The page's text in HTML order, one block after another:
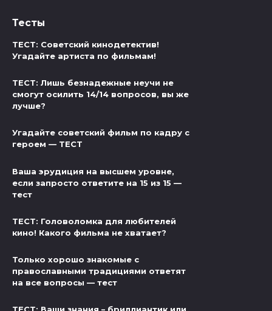
Тесты
ТЕСТ: Советский кинодетектив!
Угадайте артиста по фильмам!
ТЕСТ: Лишь безнадежные неучи не
смогут осилить 14/14 вопросов, вы же
лучше?
Угадайте советский фильм по кадру с
героем — ТЕСТ
Ваша эрудиция на высшем уровне,
если запросто ответите на 15 из 15 —
тест
ТЕСТ: Головоломка для любителей
кино! Какого фильма не хватает?
Только хорошо знакомые с
православными традициями ответят
на все вопросы — тест